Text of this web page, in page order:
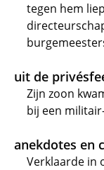
tegen hem
uit de
Zijn zoon
bij een
anekdotes en
Verklaarde in